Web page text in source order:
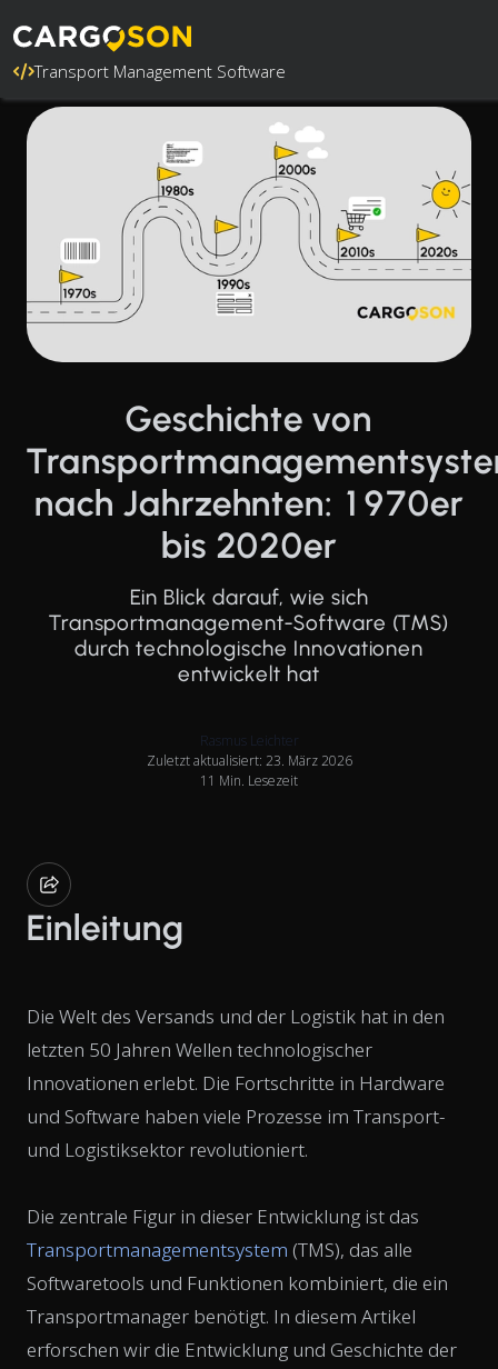
Transport Management Software
Geschichte von
nach Jahrzehnten: 1970er
bis 2020er
Ein Blick darauf, wie sich
Transportmanagement-Software (TMS)
durch technologische Innovationen
entwickelt hat
Rasmus Leichter
Zuletzt aktualisiert: 23. März 2026
11 Min. Lesezeit
Einleitung
Die Welt des Versands und der Logistik hat in den
letzten 50 Jahren Wellen technologischer
Innovationen erlebt. Die Fortschritte in Hardware
und Software haben viele Prozesse im Transport-
und Logistiksektor revolutioniert.
Die zentrale Figur in dieser Entwicklung ist das
Transportmanagementsystem (TMS), das alle
Softwaretools und Funktionen kombiniert, die ein
Transportmanager benötigt. In diesem Artikel
erforschen wir die Entwicklung und Geschichte der